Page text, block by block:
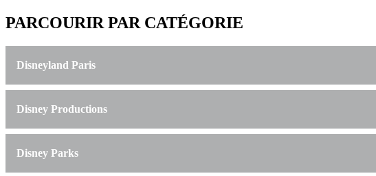
PARCOURIR PAR CATÉGORIE
Disneyland Paris
Disney Productions
Disney Parks